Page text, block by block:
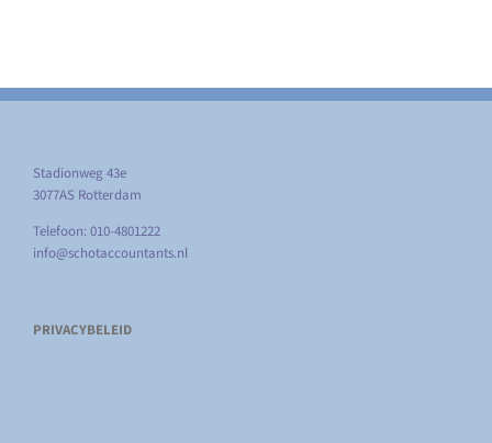
Stadionweg 43e
3077AS Rotterdam
Telefoon: 010-4801222
info@schotaccountants.nl
PRIVACYBELEID